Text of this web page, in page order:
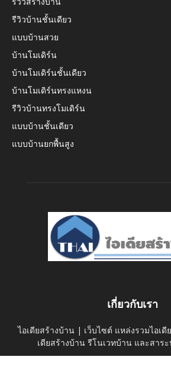
รีวิวบ้านชั้นเดียว
แบบบ้านสวย
บ้านโมเดิร์น
บ้านโมเดิร์นชั้นเดียว
บ้านโมเดิร์นทรงแหงน
รีวิวบ้านทรงโมเดิร์น
แบบบ้านชั้นเดียว
แบบบ้านยกพื้นสูง
เกี่ยวกับเรา
ไอเดียสร้างบ้าน | เว็บไซต์ แหล่งรวมไอเ
เดียสร้างบ้าน รีโนเวทบ้าน และสาร